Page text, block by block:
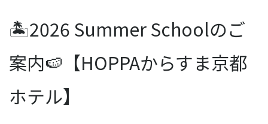
🏝2026 Summer Schoolのご
案内🍉【HOPPAからすま京都
ホテル】